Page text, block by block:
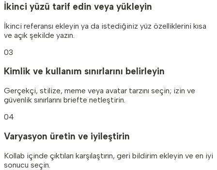
İkinci yüzü tarif edin veya yükleyin
İkinci referansı ekleyin ya da istediğiniz yüz özelliklerini kısa
ve açık şekilde yazın.
03
Kimlik ve kullanım sınırlarını belirleyin
Gerçekçi, stilize, meme veya avatar tarzını seçin; izin ve
güvenlik sınırlarını briefte netleştirin.
04
Varyasyon üretin ve iyileştirin
Kollab içinde çıktıları karşılaştırın, geri bildirim ekleyin ve en iyi
sonucu seçin.